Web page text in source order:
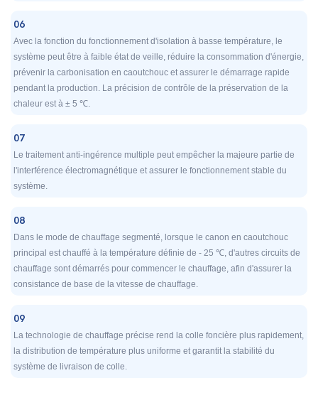
06
Avec la fonction du fonctionnement d'isolation à basse température, le
système peut être à faible état de veille, réduire la consommation d'énergie,
prévenir la carbonisation en caoutchouc et assurer le démarrage rapide
pendant la production. La précision de contrôle de la préservation de la
chaleur est à ± 5 ℃.
07
Le traitement anti-ingérence multiple peut empêcher la majeure partie de
l'interférence électromagnétique et assurer le fonctionnement stable du
système.
08
Dans le mode de chauffage segmenté, lorsque le canon en caoutchouc
principal est chauffé à la température définie de - 25 ℃, d'autres circuits de
chauffage sont démarrés pour commencer le chauffage, afin d'assurer la
consistance de base de la vitesse de chauffage.
09
La technologie de chauffage précise rend la colle foncière plus rapidement,
la distribution de température plus uniforme et garantit la stabilité du
système de livraison de colle.